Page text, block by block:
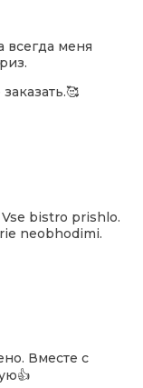
всегда меня
bistro prishlo.
neobhodimi.
Вместе с